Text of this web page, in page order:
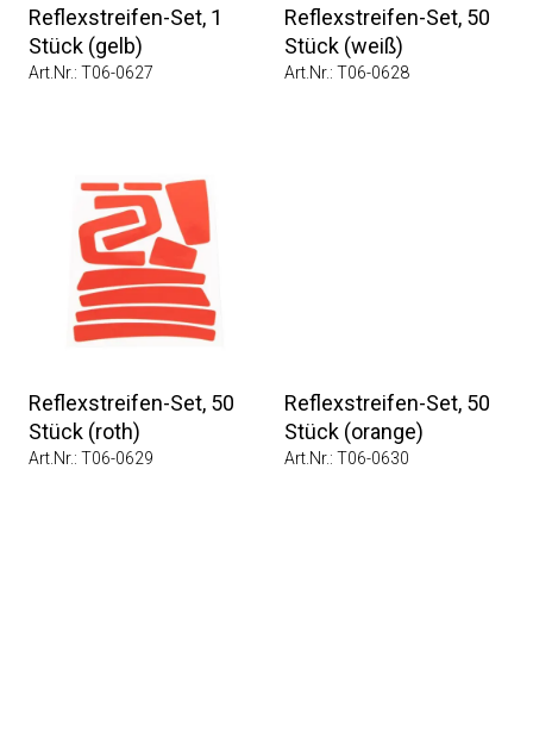
Reflexstreifen-Set, 1
Stück (gelb)
Art.Nr.: T06-0627
Reflexstreifen-Set, 50
Stück (weiß)
Art.Nr.: T06-0628
Reflexstreifen-Set, 50
Stück (roth)
Art.Nr.: T06-0629
Reflexstreifen-Set, 50
Stück (orange)
Art.Nr.: T06-0630